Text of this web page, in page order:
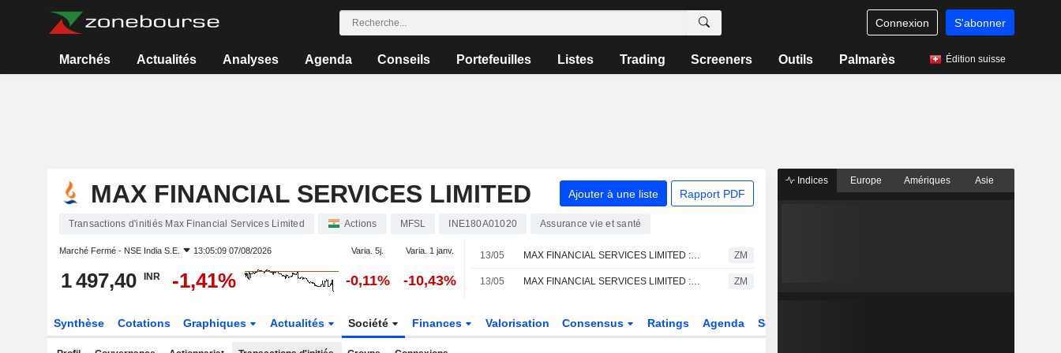
Connexion S'abonner
Marchés Actualités Analyses Agenda Conseils Portefeuilles Listes Trading Screeners Outils Palmarès Édition suisse
MAX FINANCIAL SERVICES LIMITED Ajouter à une liste Rapport PDF
Transactions d'initiés Max Financial Services Limited Actions MFSL INE180A01020 Assurance vie et santé
Marché Fermé - NSE India S.E. 13:05:09 07/08/2026 Varia. 5j. Varia. 1 janv.
1 497,40 INR -1,41% -0,11% -10,43%
13/05 MAX FINANCIAL SERVICES LIMITED : Jefferies & Co. maintient sa recommandation à l'achat ZM
13/05 MAX FINANCIAL SERVICES LIMITED : Opinion positive de Nomura ZM
Synthèse Cotations Graphiques Actualités Société Finances Valorisation Consensus Ratings Agenda Secteur
Indices Europe Amériques Asie